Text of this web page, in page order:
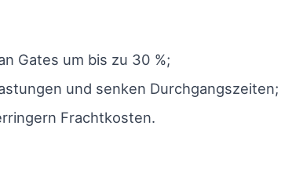
Gates um bis zu 30 %;
und senken Durchgangszeiten;
Frachtkosten.